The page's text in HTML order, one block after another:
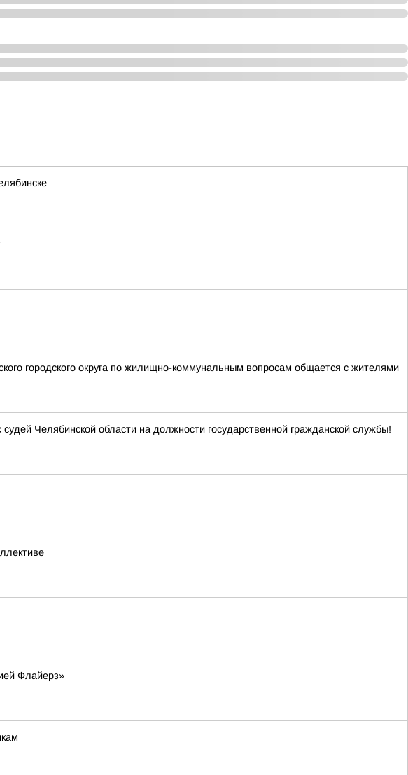
городского округа по жилищно-коммунальным вопросам общается с жителями
Челябинской области на должности государственной гражданской службы!
Флайерз»